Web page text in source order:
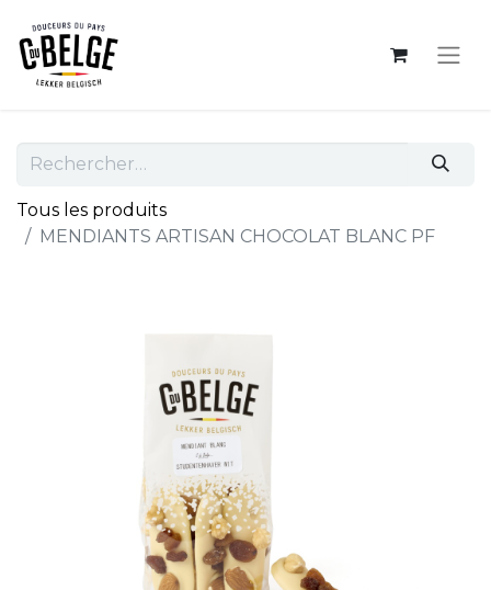
Tous les produits
MENDIANTS ARTISAN CHOCOLAT BLANC PF